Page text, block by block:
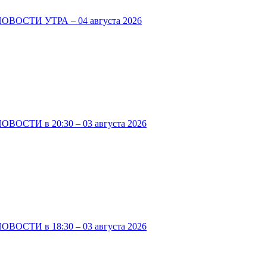
УТРА – 04 августа 2026
в 20:30 – 03 августа 2026
в 18:30 – 03 августа 2026